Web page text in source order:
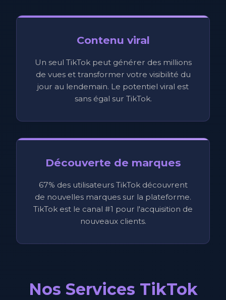
Contenu viral
Un seul TikTok peut générer des millions
de vues et transformer votre visibilité du
jour au lendemain. Le potentiel viral est
sans égal sur TikTok.
Découverte de marques
67% des utilisateurs TikTok découvrent
de nouvelles marques sur la plateforme.
TikTok est le canal #1 pour l'acquisition de
nouveaux clients.
Nos Services TikTok